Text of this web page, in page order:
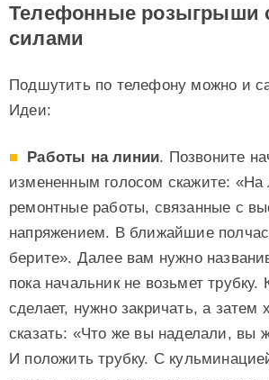
Телефонные розыгрыши
силами
Подшутить по телефону можно и
Идеи:
Работы на линии. Позвоните
измененным голосом скажите: «На
ремонтные работы, связанные с
напряжением. В ближайшие
берите». Далее вам нужно
пока начальник не возьмет трубку.
сделает, нужно закричать, а затем
сказать: «Что же вы наделали, вы
И положить трубку. С